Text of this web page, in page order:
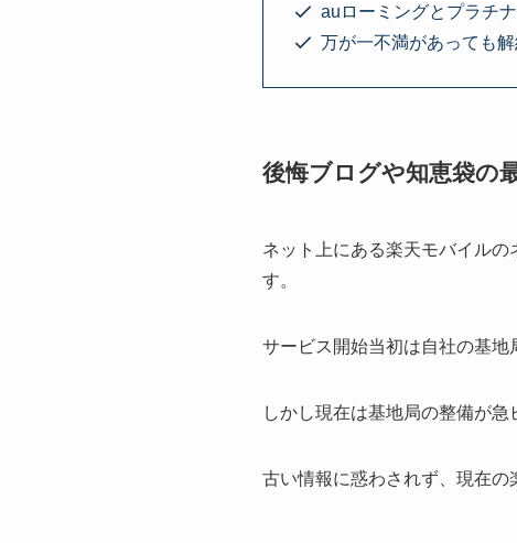
auローミングとプラチ
万が一不満があっても
後悔ブログや知恵袋の
ネット上にある楽天モバイル
す。
サービス開始当初は自社の基
しかし現在は基地局の整備が急
古い情報に惑わされず、現在